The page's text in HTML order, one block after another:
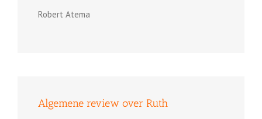
Robert Atema
Algemene review over Ruth